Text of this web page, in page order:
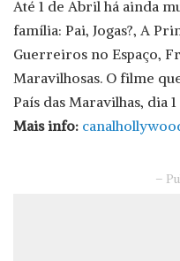
Até 1 de Abril há ainda
família: Pai, Jogas?, A
Guerreiros no Espaço,
Maravilhosas. O filme
País das Maravilhas, dia
Mais info:
–